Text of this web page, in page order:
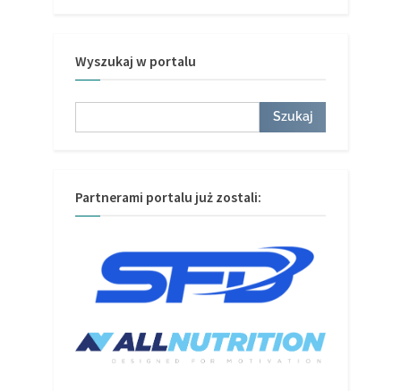
Wyszukaj w portalu
Szukaj
Partnerami portalu już zostali: